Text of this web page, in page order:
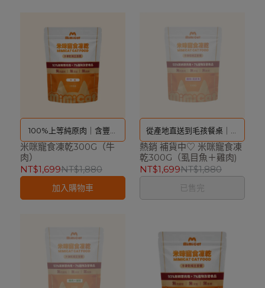
100%上等純原肉｜含豐富
優質蛋白 保留完整鮮肉成分
米咪寵食凍乾300G（牛
肉）
NT$1,699NT$1,880
加入購物車
從產地直送到毛孩餐桌｜低
脂高蛋白營養
熱銷 補貨中♡ 米咪寵食凍
乾300G（虱目魚＋雞肉)
NT$1,699NT$1,880
已售完